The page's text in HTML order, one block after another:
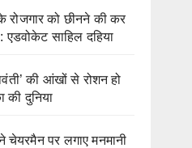
के रोजगार को छीनने की कर
एडवोकेट साहिल दहिया
की आंखों से रोशन हो
की दुनिया
ने चेयरमैन पर लगाए मनमानी